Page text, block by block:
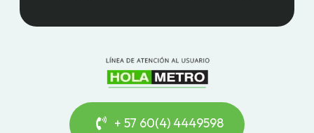
+ 57 60(4) 4449598